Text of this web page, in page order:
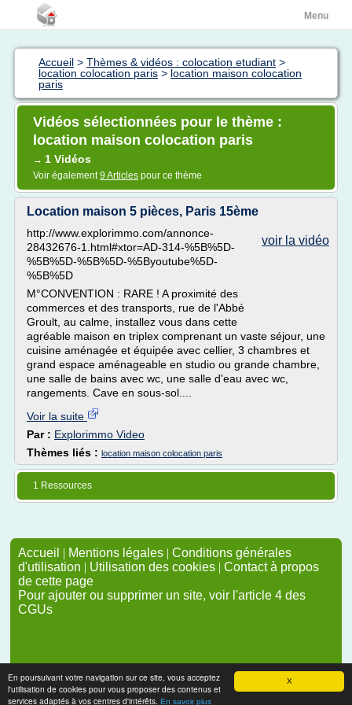
X
En poursuivant votre navigation sur ce site, vous acceptez
l'utilisation de cookies pour vous proposer des contenus et
services adaptés à vos centres d'intérêts. En savoir plus
Menu
Accueil > Thèmes & vidéos : colocation etudiant >
location colocation paris > location maison colocation
paris
Vidéos sélectionnées pour le thème :
location maison colocation paris
→ 1 Vidéos
Voir également9 Articles pour ce thème
Location maison 5 pièces, Paris 15ème
voir la vidéo
http://www.explorimmo.com/annonce-
28432676-1.html#xtor=AD-314-%5B%5D-
%5B%5D-%5B%5D-%5Byoutube%5D-
%5B%5D
M°CONVENTION : RARE ! A proximité des
commerces et des transports, rue de l'Abbé
Groult, au calme, installez vous dans cette
agréable maison en triplex comprenant un vaste séjour, une
cuisine aménagée et équipée avec cellier, 3 chambres et
grand espace aménageable en studio ou grande chambre,
une salle de bains avec wc, une salle d'eau avec wc,
rangements. Cave en sous-sol....
Voir la suite
Par : Explorimmo Video
Thèmes liés : location maison colocation paris
1 Ressources
Accueil | Mentions légales | Conditions générales
d'utilisation | Utilisation des cookies | Contact à propos
de cette page
Pour ajouter ou supprimer un site, voir l'article 4 des
CGUs